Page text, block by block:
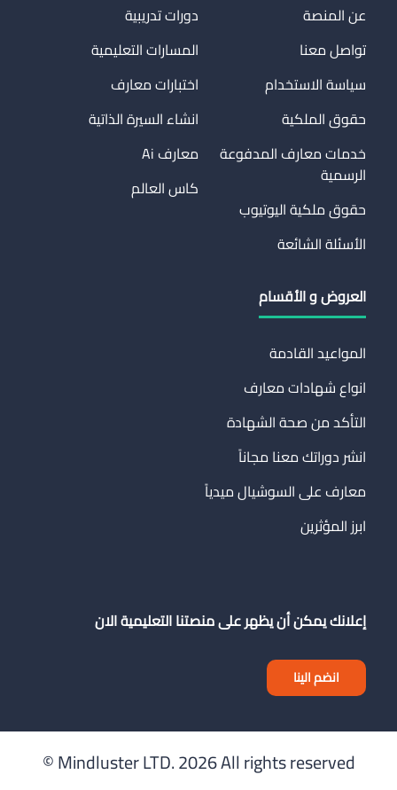
عن المنصة
تواصل معنا
سياسة الاستخدام
حقوق الملكية
خدمات معارف المدفوعة
الرسمية
حقوق ملكية اليوتيوب
الأسئلة الشائعة
دورات تدريبية
المسارات التعليمية
اختبارات معارف
انشاء السيرة الذاتية
معارف Ai
كاس العالم
العروض و الأقسام
المواعيد القادمة
انواع شهادات معارف
التأكد من صحة الشهادة
انشر دوراتك معنا مجاناً
معارف على السوشيال ميدياً
ابرز المؤثرين
إعلانك يمكن أن يظهر على منصتنا التعليمية الان
انضم الينا
Mindluster LTD.2026 All rights reserved ©